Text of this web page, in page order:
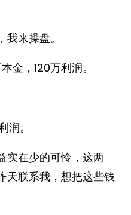
来操盘。
金，120万利润。
。
实在少的可怜，这两
天联系我，想把这些钱